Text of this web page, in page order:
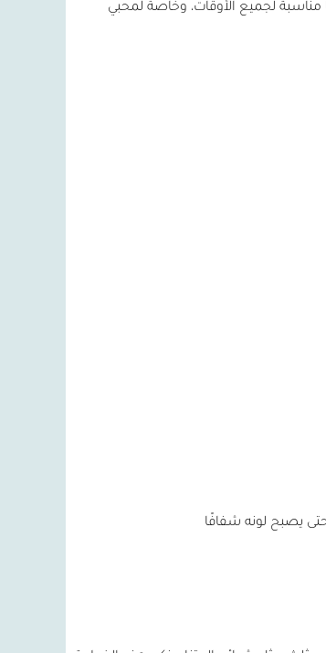
لجميع الأوقات، وخاصةً لمحبي